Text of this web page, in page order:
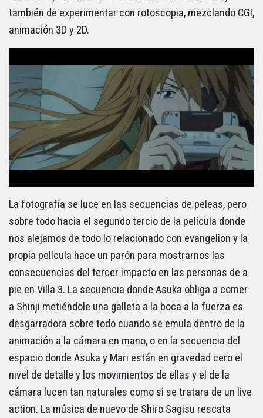
también de experimentar con rotoscopia, mezclando CGI,
animación 3D y 2D.
La fotografía se luce en las secuencias de peleas, pero
sobre todo hacia el segundo tercio de la película donde
nos alejamos de todo lo relacionado con evangelion y la
propia película hace un parón para mostrarnos las
consecuencias del tercer impacto en las personas de a
pie en Villa 3. La secuencia donde Asuka obliga a comer
a Shinji metiéndole una galleta a la boca a la fuerza es
desgarradora sobre todo cuando se emula dentro de la
animación a la cámara en mano, o en la secuencia del
espacio donde Asuka y Mari están en gravedad cero el
nivel de detalle y los movimientos de ellas y el de la
cámara lucen tan naturales como si se tratara de un live
action. La música de nuevo de Shiro Sagisu rescata